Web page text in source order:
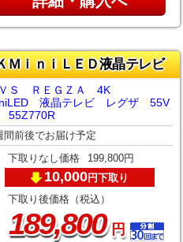
ＭｉｎｉＬＥＤ液晶テレビ
Ｓ ＲＥＧＺＡ 4K
液晶テレビ レグザ 55V
55Z770R
間前後でお届け予定
下取りなし価格 199,800円
10,000円下取り
下取り後価格（税込）
189,800円